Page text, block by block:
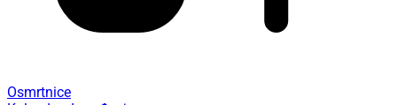
Osmrtnice